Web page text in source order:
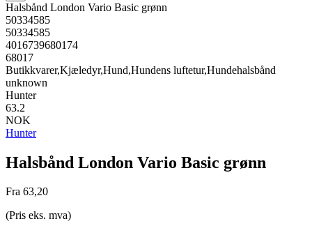
Halsbånd London Vario Basic grønn
50334585
50334585
4016739680174
68017
Butikkvarer,Kjæledyr,Hund,Hundens luftetur,Hundehalsbånd
unknown
Hunter
63.2
NOK
Hunter
Halsbånd London Vario Basic grønn
Fra 63,20
(Pris eks. mva)